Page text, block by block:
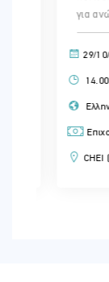
για
29/10/
14.00
Ελληνικά
CHEI